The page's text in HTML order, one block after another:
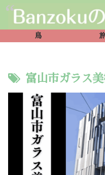
鳥
富山市ガラス